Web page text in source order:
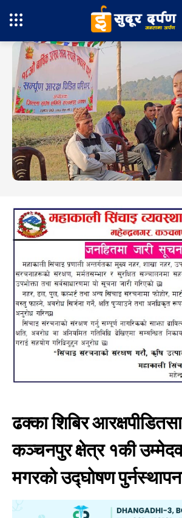
ढक्का शिबिर
कञ्चनपुर क्षेत्र १की
मगरको उद्घोषण